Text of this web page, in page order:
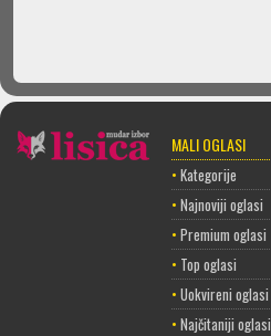
MALI OGLASI
• Kategorije
• Najnoviji oglasi
• Premium oglasi
• Top oglasi
• Uokvireni oglasi
• Najčitaniji oglasi